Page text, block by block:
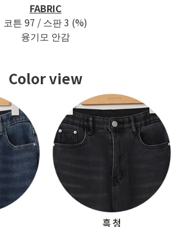
FABRIC
코튼 97 / 스판 3 (%)
융기모 안감
Color view